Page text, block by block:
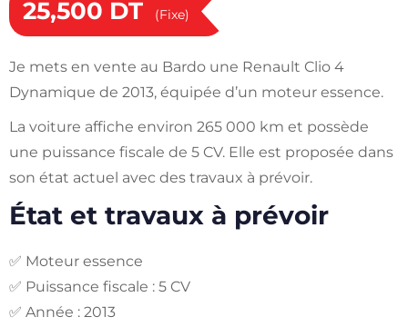
25,500 DT (Fixe)
Je mets en vente au Bardo une Renault Clio 4
Dynamique de 2013, équipée d’un moteur essence.
La voiture affiche environ 265 000 km et possède
une puissance fiscale de 5 CV. Elle est proposée dans
son état actuel avec des travaux à prévoir.
État et travaux à prévoir
✅ Moteur essence
✅ Puissance fiscale : 5 CV
✅ Année : 2013